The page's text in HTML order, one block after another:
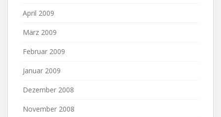
April 2009
März 2009
Februar 2009
Januar 2009
Dezember 2008
November 2008